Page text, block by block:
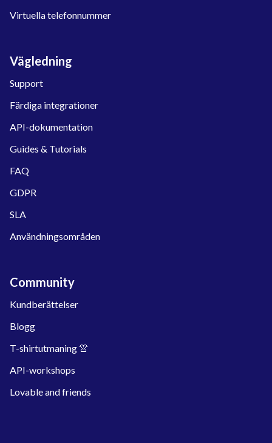
Virtuella telefonnummer
Vägledning
Support
Färdiga integrationer
API-dokumentation
Guides & Tutorials
FAQ
GDPR
SLA
Användningsområden
Community
Kundberättelser
Blogg
T-shirtutmaning 👚
API-workshops
Lovable and friends